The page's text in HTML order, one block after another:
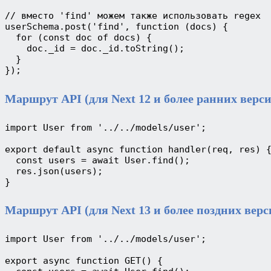
// вместо 'find' можем также использовать regex
userSchema.post('find', function (docs) {
  for (const doc of docs) {
    doc._id = doc._id.toString();
  }
});
Маршрут API (для Next 12 и более ранних
import User from '../../models/user';
export default async function handler(req, res) {
  const users = await User.find();
  res.json(users);
}
Маршрут API (для Next 13 и более поздних
import User from '../../models/user';
export async function GET() {